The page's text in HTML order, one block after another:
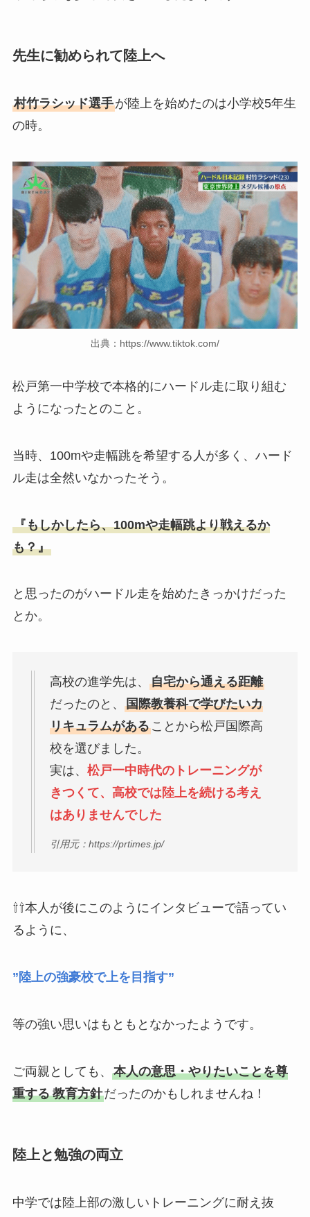
先生に勧められて陸上へ
村竹ラシッド選手が陸上を始めたのは小学校5年生
の時。
出典：https://www.tiktok.com/
松戸第一中学校で本格的にハードル走に取り組む
ようになったとのこと。
当時、100mや走幅跳を希望する人が多く、ハード
ル走は全然いなかったそう。
『もしかしたら、100mや走幅跳より戦えるか
も？』
と思ったのがハードル走を始めたきっかけだった
とか。
高校の進学先は、 自宅から通える距離
だったのと、 国際教養科で学びたいカ
リキュラムがあることから松戸国際高
校を選びました。
実は、 松戸一中時代のトレーニングが
きつくて、高校では陸上を続ける考え
はありませんでした
引用元：https://prtimes.jp/
⇧⇧本人が後にこのようにインタビューで語ってい
るように、
”陸上の強豪校で上を目指す”
等の強い思いはもともとなかったようです。
ご両親としても、 本人の意思・やりたいことを尊
重する 教育方針だったのかもしれませんね！
陸上と勉強の両立
中学では陸上部の激しいトレーニングに耐え抜